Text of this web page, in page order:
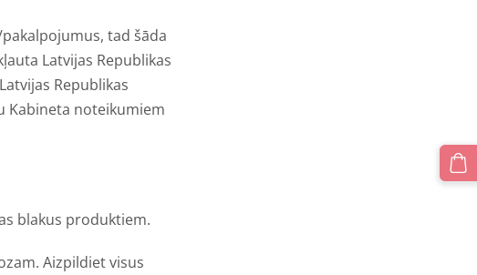
tad šāda
Latvijas Republikas
Republikas
Kabineta noteikumiem
blakus produktiem.
Aizpildiet visus